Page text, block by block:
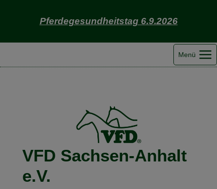
Pferdegesundheitstag 6.9.2026
Menü
VFD Sachsen-Anhalt
e.V.